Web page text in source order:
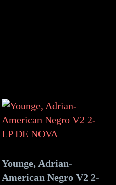
Younge, Adrian-
American Negro V2 2-